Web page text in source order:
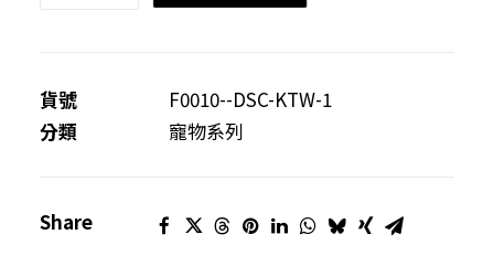
頸
帶
貨號
F0010--DSC-KTW-1
分類
寵物系列
Share